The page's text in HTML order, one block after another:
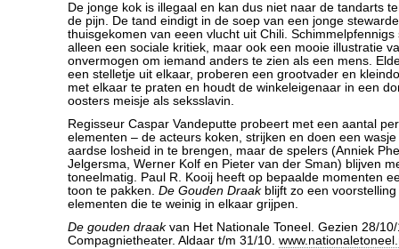
De jonge kok is illegaal en kan dus niet naar de tandarts
de pijn. De tand eindigt in de soep van een jonge
thuisgekomen van eeen vlucht uit Chili.
alleen een sociale kritiek, maar ook een mooie illustratie
onvermogen om iemand anders te zien als een mens.
een stelletje uit elkaar, proberen een grootvader en
met elkaar te praten en houdt de winkeleigenaar in een
oosters meisje als seksslavin.
Regisseur Caspar Vandeputte probeert met een aantal
elementen – de acteurs koken, strijken en doen een
aardse losheid in te brengen, maar de spelers (Anniek
Jelgersma, Werner Kolf en Pieter van der Sman) blijven
toneelmatig. Paul R. Kooij heeft op bepaalde momenten
toon te pakken. De Gouden Draakblijft zo een voorstelling
elementen die te weinig in elkaar grijpen.
De gouden draakvan Het Nationale Toneel. Gezien 28/
Compagnietheater. Aldaar t/m 31/10.